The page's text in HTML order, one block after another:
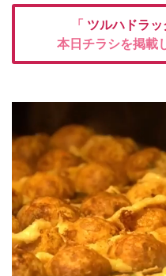
「 ツルハドラ
本日チラシを掲載